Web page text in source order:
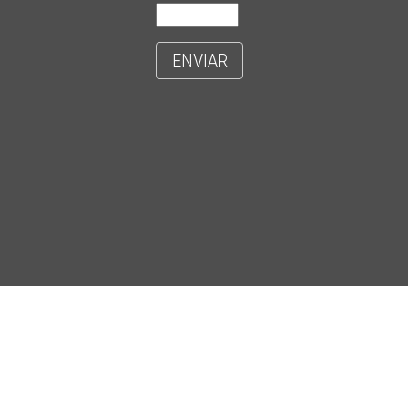
ENVIAR